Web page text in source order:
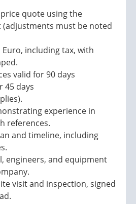
quote using the
must be noted
including tax, with
valid for 90 days
45 days
experience in
references.
and timeline, including
engineers, and equipment
visit and inspection, signed